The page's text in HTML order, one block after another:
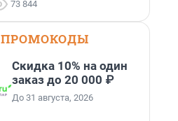
73 844
ПРОМОКОДЫ
Скидка 10% на один
заказ до 20 000 ₽
До 31 августа, 2026